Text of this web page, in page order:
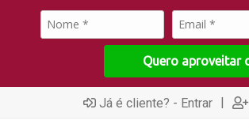
Quero aproveitar
Já é cliente? - Entrar |